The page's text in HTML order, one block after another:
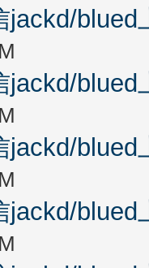
jackd/
jackd/
jackd/
jackd/